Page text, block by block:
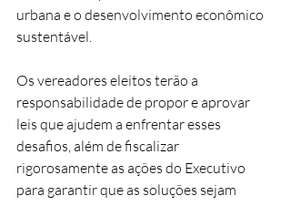
urbana e o desenvolvimento econômico
sustentável.
Os vereadores eleitos terão a
responsabilidade de propor e aprovar
leis que ajudem a enfrentar esses
desafios, além de fiscalizar
rigorosamente as ações do Executivo
para garantir que as soluções sejam